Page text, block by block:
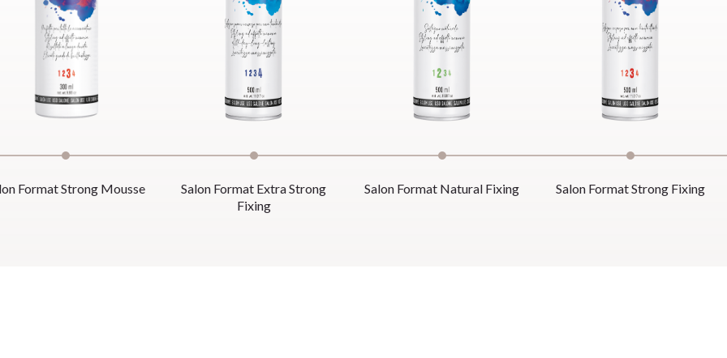
Format Strong Mousse
Salon Format Extra Strong
Fixing
Salon Format Natural Fixing Salon Format Strong Fixing